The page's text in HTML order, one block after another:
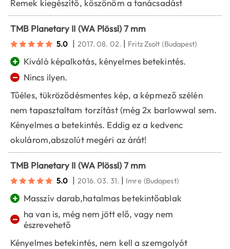
Remek kiegészítő, köszönöm a tanácsadást
TMB Planetary II (WA Plössl) 7 mm
5.0 | 2017. 08. 02. | Fritz Zsolt (Budapest)
+ Kiváló képalkotás, kényelmes betekintés.
−
Nincs ilyen.
Tűéles, tükröződésmentes kép, a képmező szélén
nem tapasztaltam torzítást (még 2x barlowwal sem.
Kényelmes a betekintés. Eddig ez a kedvenc
okulárom,abszolút megéri az árát!
TMB Planetary II (WA Plössl) 7 mm
5.0 | 2016. 03. 31. | Imre (Budapest)
+ Masszív darab,hatalmas betekintőablak
−
ha van is, még nem jött elő, vagy nem
észrevehető
Kényelmes betekintés, nem kell a szemgolyót